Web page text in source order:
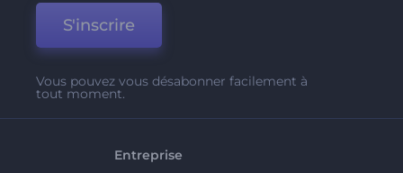
S'inscrire
Vous pouvez vous désabonner facilement à
tout moment.
Entreprise